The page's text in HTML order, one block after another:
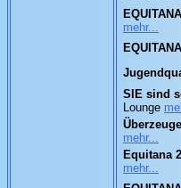
mehr...
SIE sind
Lounge
mehr...
Equitana
mehr...